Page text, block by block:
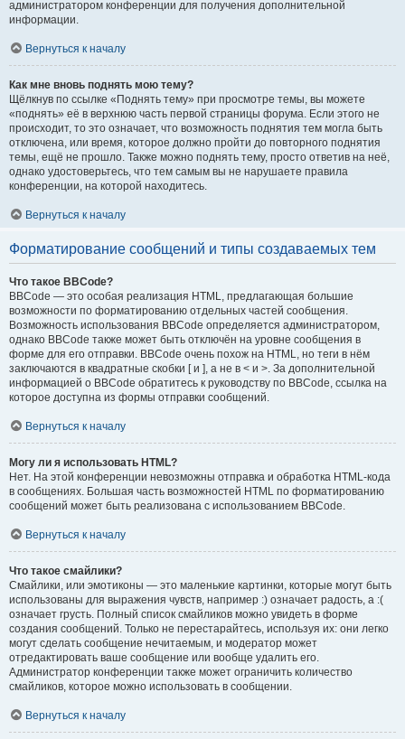
администратором конференции для получения дополнительной
информации.
Вернуться к началу
Как мне вновь поднять мою тему?
Щёлкнув по ссылке «Поднять тему» при просмотре темы, вы можете
«поднять» её в верхнюю часть первой страницы форума. Если этого не
происходит, то это означает, что возможность поднятия тем могла быть
отключена, или время, которое должно пройти до повторного поднятия
темы, ещё не прошло. Также можно поднять тему, просто ответив на неё,
однако удостоверьтесь, что тем самым вы не нарушаете правила
конференции, на которой находитесь.
Вернуться к началу
Форматирование сообщений и типы создаваемых тем
Что такое BBCode?
BBCode — это особая реализация HTML, предлагающая большие
возможности по форматированию отдельных частей сообщения.
Возможность использования BBCode определяется администратором,
однако BBCode также может быть отключён на уровне сообщения в
форме для его отправки. BBCode очень похож на HTML, но теги в нём
заключаются в квадратные скобки [ и ], а не в < и >. За дополнительной
информацией о BBCode обратитесь к руководству по BBCode, ссылка на
которое доступна из формы отправки сообщений.
Вернуться к началу
Могу ли я использовать HTML?
Нет. На этой конференции невозможны отправка и обработка HTML-кода
в сообщениях. Большая часть возможностей HTML по форматированию
сообщений может быть реализована с использованием BBCode.
Вернуться к началу
Что такое смайлики?
Смайлики, или эмотиконы — это маленькие картинки, которые могут быть
использованы для выражения чувств, например :) означает радость, а :(
означает грусть. Полный список смайликов можно увидеть в форме
создания сообщений. Только не перестарайтесь, используя их: они легко
могут сделать сообщение нечитаемым, и модератор может
отредактировать ваше сообщение или вообще удалить его.
Администратор конференции также может ограничить количество
смайликов, которое можно использовать в сообщении.
Вернуться к началу